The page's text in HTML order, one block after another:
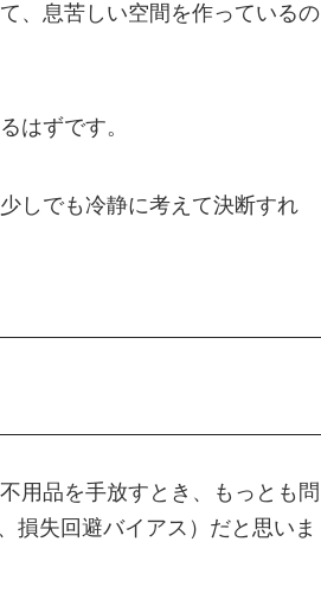
、息苦しい空間を作っているの
はずです。
しでも冷静に考えて決断すれ
用品を手放すとき、もっとも問
損失回避バイアス）だと思いま